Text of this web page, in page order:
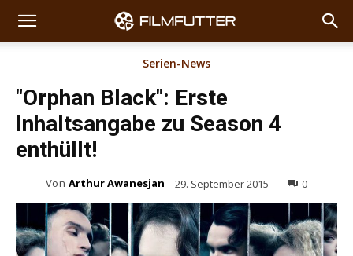
Serien-News
"Orphan Black": Erste
Inhaltsangabe zu Season 4
enthüllt!
Von Arthur Awanesjan 29. September 2015 0